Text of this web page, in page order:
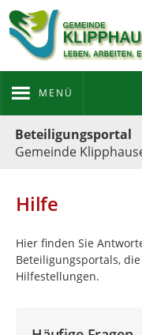
MENÜ
Beteiligungsportal
Gemeinde
Hilfe
Hier finden Sie
Beteiligungsportals,
Hilfestellungen.